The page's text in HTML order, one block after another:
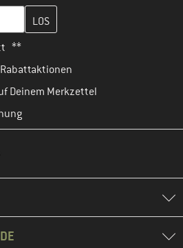
ein und erstelle im nächsten
**
Deinem Merkzettel